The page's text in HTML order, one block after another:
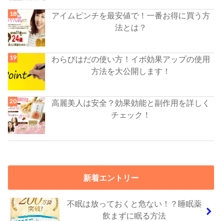
アイムピンチを最安値で！一番お得に買う方
法とは？
わらびはだの使い方！イボ効果アップの使用
方法を大公開します！
高麗美人は安全？効果効能と副作用を詳しく
チェック！
新着エントリー
不眠は放っておくと危ない！？睡眠薬
飲まずに眠る方法